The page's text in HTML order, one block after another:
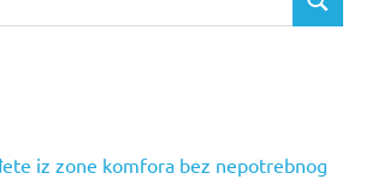
SEARCH
iz zone komfora bez nepotrebnog